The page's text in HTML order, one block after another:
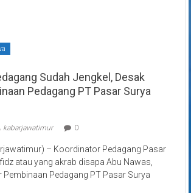
Sudah Jengkel, Desak
Pedagang PT Pasar Surya
kabarjawatimur 0
– Koordinator Pedagang Pasar
atau yang akrab disapa Abu Nawas,
Pembinaan Pedagang PT Pasar Surya